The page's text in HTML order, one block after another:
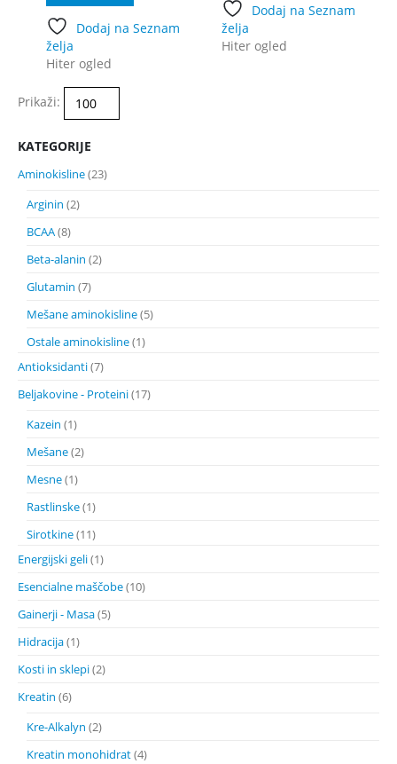
Dodaj na Seznam
želja
Hiter ogled
Dodaj na Seznam
želja
Hiter ogled
Prikaži:
KATEGORIJE
Aminokisline(23)
Arginin (2)
BCAA(8)
Beta-alanin (2)
Glutamin (7)
Mešane aminokisline(5)
Ostale aminokisline(1)
Antioksidanti(7)
Beljakovine - Proteini(17)
Kazein (1)
Mešane(2)
Mesne(1)
Rastlinske(1)
Sirotkine(11)
Energijski geli(1)
Esencialne maščobe(10)
Gainerji - Masa(5)
Hidracija(1)
Kosti in sklepi(2)
Kreatin (6)
Kre-Alkalyn (2)
Kreatin monohidrat(4)